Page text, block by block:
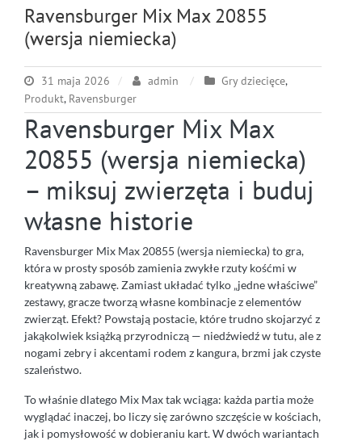
Ravensburger Mix Max 20855
(wersja niemiecka)
31 maja 2026 admin Gry dziecięce,
Produkt, Ravensburger
Ravensburger Mix Max
20855 (wersja niemiecka)
– miksuj zwierzęta i buduj
własne historie
Ravensburger Mix Max 20855 (wersja niemiecka) to gra,
która w prosty sposób zamienia zwykłe rzuty kośćmi w
kreatywną zabawę. Zamiast układać tylko „jedne właściwe”
zestawy, gracze tworzą własne kombinacje z elementów
zwierząt. Efekt? Powstają postacie, które trudno skojarzyć z
jakąkolwiek książką przyrodniczą — niedźwiedź w tutu, ale z
nogami zebry i akcentami rodem z kangura, brzmi jak czyste
szaleństwo.
To właśnie dlatego Mix Max tak wciąga: każda partia może
wyglądać inaczej, bo liczy się zarówno szczęście w kościach,
jak i pomysłowość w dobieraniu kart. W dwóch wariantach